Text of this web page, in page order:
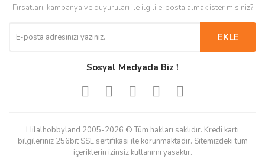
Fırsatları, kampanya ve duyuruları ile ilgili e-posta almak ister misiniz?
EKLE
Sosyal Medyada Biz !
Hilalhobbyland 2005-2026 © Tüm hakları saklıdır. Kredi kartı
bilgileriniz 256bit SSL sertifikası ile korunmaktadır. Sitemizdeki tüm
içeriklerin izinsiz kullanımı yasaktır.